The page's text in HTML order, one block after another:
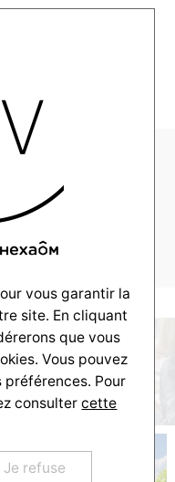
vous garantir la
site. En cliquant
que vous
Vous pouvez
Pour
consultercette
Je refuse